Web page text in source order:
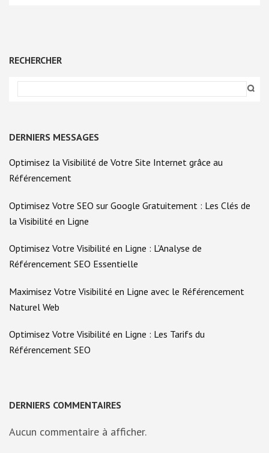
RECHERCHER
DERNIERS MESSAGES
Optimisez la Visibilité de Votre Site Internet grâce au
Référencement
Optimisez Votre SEO sur Google Gratuitement : Les Clés de
la Visibilité en Ligne
Optimisez Votre Visibilité en Ligne : L’Analyse de
Référencement SEO Essentielle
Maximisez Votre Visibilité en Ligne avec le Référencement
Naturel Web
Optimisez Votre Visibilité en Ligne : Les Tarifs du
Référencement SEO
DERNIERS COMMENTAIRES
Aucun commentaire à afficher.